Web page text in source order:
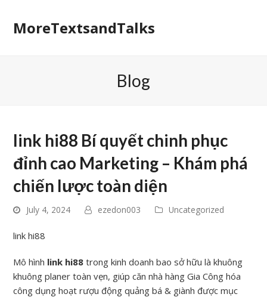
MoreTextsandTalks
Blog
link hi88 Bí quyết chinh phục
đỉnh cao Marketing – Khám phá
chiến lược toàn diện
July 4, 2024 ezedon003 Uncategorized
link hi88
Mô hình link hi88 trong kinh doanh bao sở hữu là khuông
khuông planer toàn vẹn, giúp căn nhà hàng Gia Công hóa
công dụng hoạt rượu động quảng bá & giành được mục